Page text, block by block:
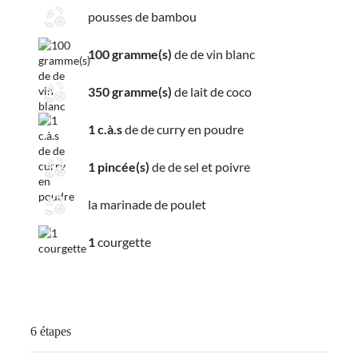
pousses de bambou
100 gramme(s) de de vin blanc
350 gramme(s) de lait de coco
1 c.à.sde de curry en poudre
1 pincée(s) de de sel et poivre
la marinade de poulet
1courgette
6 étapes